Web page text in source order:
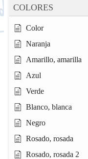
COLORES
Color
Naranja
Amarillo, amarilla
Azul
Verde
Blanco, blanca
Negro
Rosado, rosada
Rosado, rosada 2